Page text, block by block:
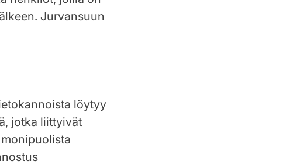
Jurvansuun
löytyy
jotka liittyivät